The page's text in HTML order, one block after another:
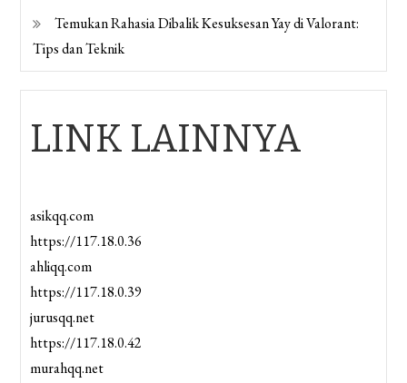
Temukan Rahasia Dibalik Kesuksesan Yay di Valorant:
Tips dan Teknik
LINK LAINNYA
asikqq.com
https://117.18.0.36
ahliqq.com
https://117.18.0.39
jurusqq.net
https://117.18.0.42
murahqq.net